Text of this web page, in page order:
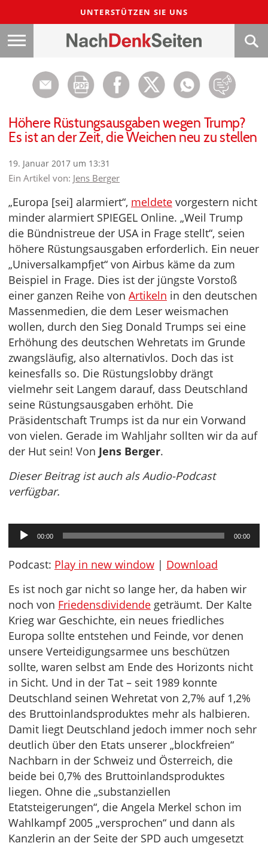
UNTERSTÜTZEN SIE UNS
Höhere Rüstungsausgaben wegen Trump?
Es ist an der Zeit, die Weichen neu zu stellen
19. Januar 2017 um 13:31
Ein Artikel von: Jens Berger
„Europa [sei] alarmiert“, meldete vorgestern nicht
minder alarmiert SPIEGEL Online. „Weil Trump
die Bündnistreue der USA in Frage stellt“, seien
höhere Rüstungsausgaben erforderlich. Ein neuer
„Universalkampfjet“ von Airbus käme da zum
Beispiel in Frage. Dies ist der jüngste Vorstoß
einer ganzen Reihe von Artikeln in den deutschen
Massenmedien, die dem Leser weismachen
wollen, durch den Sieg Donald Trumps sei eine
Erhöhung des deutschen Wehretats im Grunde
zwangsläufig, also alternativlos. Doch das ist
keinesfalls so. Die Rüstungslobby drängt
vielmehr seit Langem darauf, dass Deutschland
seine Rüstungsausgaben erhöht. Die
Präsidentschaft Trumps ist da nur ein Vorwand
von vielen. Gerade im Wahljahr sollten wir da auf
der Hut sein! Von Jens Berger.
Dieser Beitrag ist auch als Audio-Podcast
verfügbar.
Audio-
Player
00:00 00:00
Podcast: Play in new window | Download
Es ist noch gar nicht so lange her, da haben wir
noch von Friedensdividende geträumt. Der Kalte
Krieg war Geschichte, ein neues friedliches
Europa sollte entstehen und Feinde, vor denen
unsere Verteidigungsarmee uns beschützen
sollte, waren selbst am Ende des Horizonts nicht
in Sicht. Und in der Tat – seit 1989 konnte
Deutschland seinen Wehretat von 2,7% auf 1,2%
des Bruttoinlandsproduktes mehr als halbieren.
Damit liegt Deutschland jedoch immer noch sehr
deutlich über den Etats unserer „blockfreien“
Nachbarn in der Schweiz und Österreich, die
beide bei 0,7% des Bruttoinlandsproduktes
liegen. Ohne die „substanziellen
Etatsteigerungen“, die Angela Merkel schon im
Wahlkampf 2005 „versprochen“ und dann als
Kanzlerin an der Seite der SPD auch umgesetzt